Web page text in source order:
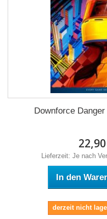
Downforce
Lieferzeit: Je nach
In den
derzeit nicht